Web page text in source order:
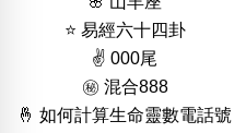
⭐️ 易經六十四卦
✌️ 000尾
㊙️ 混合888
🤞 如何計算生命靈數電話號